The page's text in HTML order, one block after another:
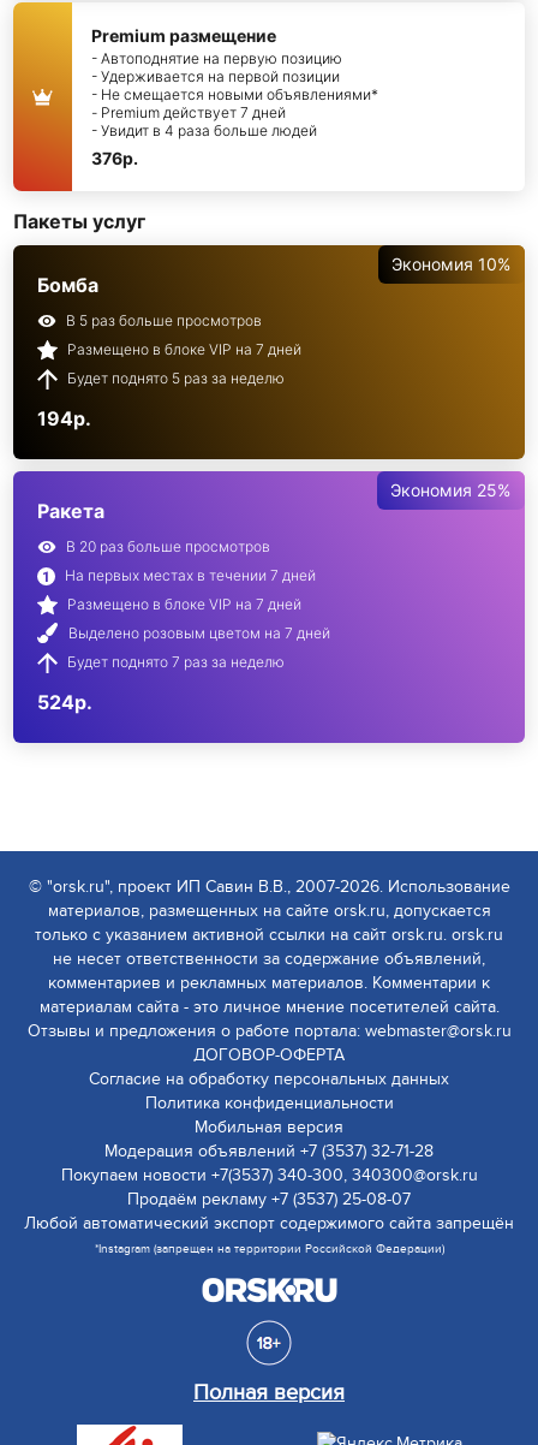
Premium размещение
- Автоподнятие на первую позицию
- Удерживается на первой позиции
- Не смещается новыми объявлениями*
- Premium действует 7 дней
- Увидит в 4 раза больше людей
376р.
Пакеты услуг
Экономия 10%
Бомба
В 5 раз больше просмотров
Размещено в блоке VIP на 7 дней
Будет поднято 5 раз за неделю
194р.
Экономия 25%
Ракета
В 20 раз больше просмотров
На первых местах в течении 7 дней
Размещено в блоке VIP на 7 дней
Выделено розовым цветом на 7 дней
Будет поднято 7 раз за неделю
524р.
© "orsk.ru", проект ИП Савин В.В., 2007-2026. Использование
материалов, размещенных на сайте orsk.ru, допускается
только с указанием активной ссылки на сайт orsk.ru. orsk.ru
не несет ответственности за содержание объявлений,
комментариев и рекламных материалов. Комментарии к
материалам сайта - это личное мнение посетителей сайта.
Отзывы и предложения о работе портала: webmaster@orsk.ru
ДОГОВОР-ОФЕРТА
Согласие на обработку персональных данных
Политика конфиденциальности
Мобильная версия
Модерация объявлений +7 (3537) 32-71-28
Покупаем новости +7(3537) 340-300, 340300@orsk.ru
Продаём рекламу +7 (3537) 25-08-07
Любой автоматический экспорт содержимого сайта запрещён
*Instagram (запрещен на территории Российской Федерации)
Полная версия